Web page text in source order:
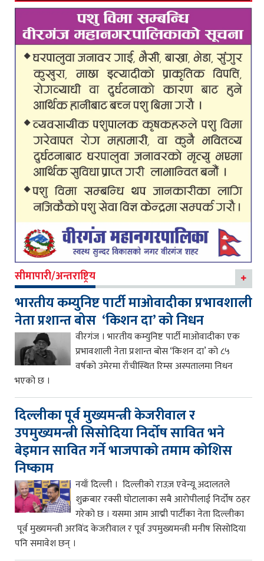
सीमापारी/अन्तराष्ट्रिय
भारतीय कम्युनिष्ट पार्टी माओवादीका प्रभावशाली
नेता प्रशान्त बोस ‘किशन दा’ को निधन
वीरगंज । भारतीय कम्युनिष्ट पार्टी माओवादीका एक
प्रभावशाली नेता प्रशान्त बोस ‘किशन दा’ को ८५
वर्षको उमेरमा राँचीस्थित रिम्स अस्पतालमा निधन
भएको छ ।
दिल्लीका पूर्व मुख्यमन्त्री केजरीवाल र
उपमुख्यमन्त्री सिसोदिया निर्दोष सावित भने
बेइमान सावित गर्ने भाजपाको तमाम कोशिस
निष्काम
नयाँ दिल्ली । दिल्लीको राउज़ एवेन्यू अदालतले
शुक्रबार रक्सी घोटालाका सबै आरोपीलाई निर्दोष ठहर
गरेको छ । यसमा आम आद्मी पार्टीका नेता दिल्लीका
पूर्व मुख्यमन्त्री अरविंद केजरीवाल र पूर्व उपमुख्यमन्त्री मनीष सिसोदिया
पनि समावेश छन् ।